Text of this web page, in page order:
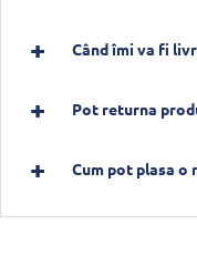
Când îmi va fi
Pot returna
Cum pot plasa o